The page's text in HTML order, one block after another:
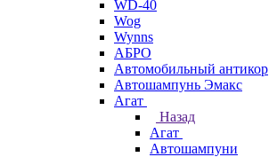
WD-40
Wog
Wynns
АБРО
Автомобильный антикор
Автошампунь Эмакс
Агат
Назад
Агат
Автошампуни